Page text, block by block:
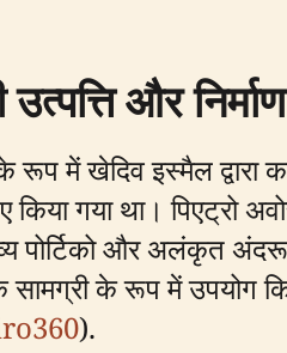
और निर्माण
में खेदिव इस्मैल द्वारा
गया था। पिएट्रो
पोर्टिको और अलंकृत
के रूप में उपयोग
).